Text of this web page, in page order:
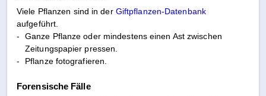
Viele Pflanzen sind in der Giftpflanzen-Datenbank
aufgeführt.
-
Ganze Pflanze oder mindestens einen Ast zwischen
Zeitungspapier pressen.
-
Pflanze fotografieren.
Forensische Fälle